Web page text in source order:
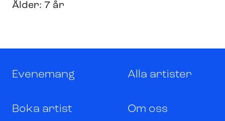
Ålder: 7 år
Evenemang Alla artister
Boka artist Om oss